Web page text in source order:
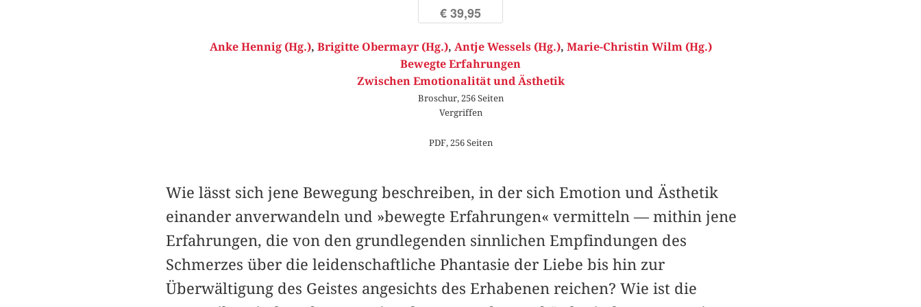
€ 39,95
Anke Hennig (Hg.), Brigitte Obermayr (Hg.), Antje Wessels (Hg.), Marie-Christin Wilm (Hg.)
Bewegte Erfahrungen
Zwischen Emotionalität und Ästhetik
Broschur, 256 Seiten
Vergriffen
PDF, 256 Seiten
Wie lässt sich jene Bewegung beschreiben, in der sich Emotion und Ästhetik
einander anverwandeln und »bewegte Erfahrungen« vermitteln — mithin jene
Erfahrungen, die von den grundlegenden sinnlichen Empfindungen des
Schmerzes über die leidenschaftliche Phantasie der Liebe bis hin zur
Überwältigung des Geistes angesichts des Erhabenen reichen? Wie ist die